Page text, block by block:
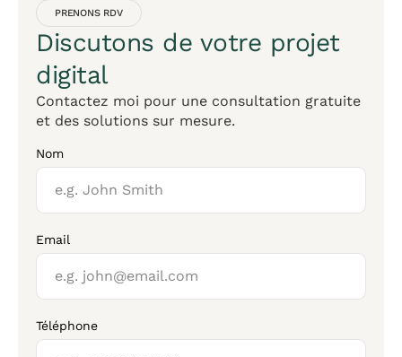
PRENONS RDV
Discutons de votre projet
digital
Contactez moi pour une consultation gratuite
et des solutions sur mesure.
Nom
Email
Téléphone